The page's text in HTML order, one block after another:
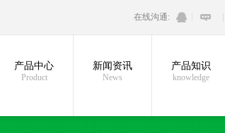
在线沟通:
产品中心
Product
新闻资讯
News
产品知识
knowledge